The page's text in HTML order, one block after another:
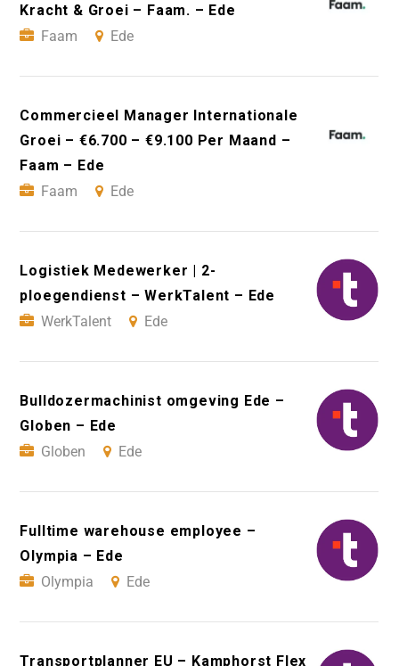
Kracht & Groei – Faam. – Ede
Faam
Ede
Commercieel Manager Internationale
Groei – €6.700 – €9.100 Per Maand –
Faam – Ede
Faam
Ede
Logistiek Medewerker | 2-
ploegendienst – WerkTalent – Ede
WerkTalent
Ede
Bulldozermachinist omgeving Ede –
Globen – Ede
Globen
Ede
Fulltime warehouse employee –
Olympia – Ede
Olympia
Ede
Transportplanner EU – Kamphorst Flex